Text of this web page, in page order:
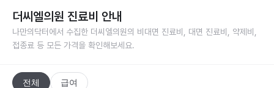
더씨엘의원 진료비 안내
나만의닥터에서 수집한 더씨엘의원의 비대면 진료비, 대면 진료비, 약제비,
접종료 등 모든 가격을 확인해보세요.
전체 급여